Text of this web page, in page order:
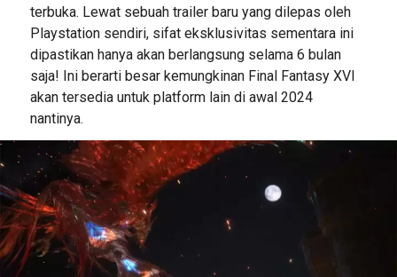
terbuka. Lewat sebuah trailer baru yang dilepas oleh
Playstation sendiri, sifat eksklusivitas sementara ini
dipastikan hanya akan berlangsung selama 6 bulan
saja! Ini berarti besar kemungkinan Final Fantasy XVI
akan tersedia untuk platform lain di awal 2024
nantinya.